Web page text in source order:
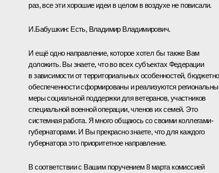
раз, все эти хорошие идеи в целом в воздухе не повисали.
И.Бабушкин: Есть, Владимир Владимирович.
И ещё одно направление, которое хотел бы также Вам
доложить. Вы знаете, что во всех субъектах Федерации
в зависимости от территориальных особенностей,
обеспеченности сформированы и реализуются
меры социальной поддержки для ветеранов, участников
специальной военной операции, членов их семей. Это
системная работа. Я много общаюсь со своими коллегами-
губернаторами. И Вы прекрасно знаете, что для каждого
губернатора это приоритетное направление.
В соответствии с Вашим поручением 8 марта комиссией